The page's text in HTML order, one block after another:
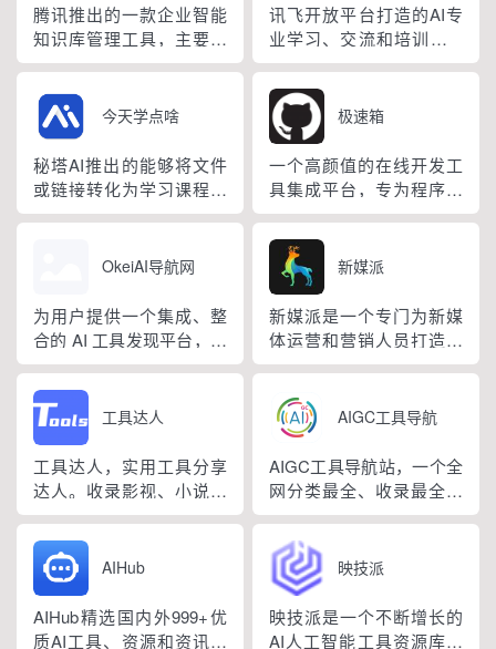
腾讯推出的一款企业智能
知识库管理工具，主要帮
助企业搭建自己的知识
和使用。
讯飞开放平台打造的AI专
业学习、交流和培训的AI
课堂。为AI领域开发者、
爱好者提供专业、有趣、
实用的AI培训课程，致力
于推动AI技术的普及和应
用。
今天学点啥
秘塔AI推出的能够将文件
或链接转化为学习课程的
AI学习工具，通过互动式
语音技术，将复杂的内容
使学习变得更加容易。
极速箱
一个高颜值的在线开发工
具集成平台，专为程序员
设计，提供多种实用工
具，如JSON处理、编码
解码、网络测试等，帮助
开发者提升编程效率。
OkeiAI导航网
为用户提供一个集成、整
合的 AI 工具发现平台，让
用户可以轻松搜索、筛选
并选择适合自己需求的 AI
工具。
新媒派
新媒派是一个专门为新媒
体运营和营销人员打造的
工具网址导航。汇集各种
源，提供包括新媒体运营
工具、AI工具、在线设
计、创意参考、数据洞
察、热门趋势、视频图片
素材等多个覆盖运营相关
营工作效率和创意水
平。...
工具达人
工具达人，实用工具分享
达人。收录影视、小说、
漫画、音乐、网盘资源、
学习、设计等类别的网站
和应用，内容涵盖办公应
用和娱乐工具。
AIGC工具导航
AIGC工具导航站，一个全
网分类最全、收录最全的
生成式AI工具导航，分类
包括AI写作、AI绘画、AI
视频、AI办公、AI数字
人、AI设计、AI语音、AI
音乐、AI论文、AI简历、
AI智能体、文本转语音
AIHub
AIHub精选国内外999+优
质AI工具、资源和资讯，
映技派
映技派是一个不断增长的
AI人工智能工具资源库，